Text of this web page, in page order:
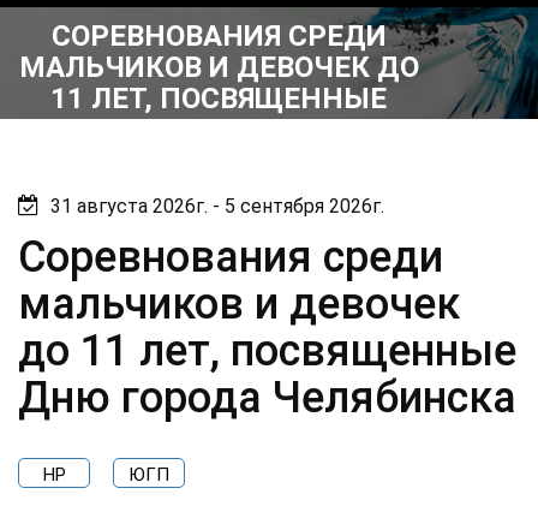
скрыть
навигацию
СОРЕВНОВАНИЯ СРЕДИ
МАЛЬЧИКОВ И ДЕВОЧЕК ДО
11 ЛЕТ, ПОСВЯЩЕННЫЕ
ДНЮ ГОРОДА ЧЕЛЯБИНСКА
31 августа 2026г. - 5 сентября 2026г.
Соревнования среди
мальчиков и девочек
до 11 лет, посвященные
Дню города Челябинска
НР ЮГП